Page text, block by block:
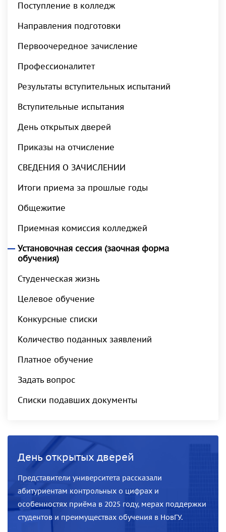
Поступление в колледж
Направления подготовки
Первоочередное зачисление
Профессионалитет
Результаты вступительных испытаний
Вступительные испытания
День открытых дверей
Приказы на отчисление
СВЕДЕНИЯ О ЗАЧИСЛЕНИИ
Итоги приема за прошлые годы
Общежитие
Приемная комиссия колледжей
Установочная сессия (заочная форма
обучения)
Студенческая жизнь
Целевое обучение
Конкурсные списки
Количество поданных заявлений
Платное обучение
Задать вопрос
Списки подавших документы
День открытых дверей
Представители университета рассказали
абитуриентам контрольных о цифрах и
особенностях приёма в 2025 году, мерах поддержки
студентов и преимуществах обучения в НовГУ.